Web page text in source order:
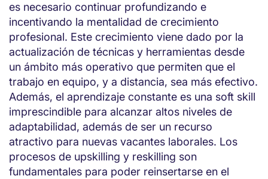
es necesario continuar profundizando e
incentivando la mentalidad de crecimiento
profesional. Este crecimiento viene dado por la
actualización de técnicas y herramientas desde
un ámbito más operativo que permiten que el
trabajo en equipo, y a distancia, sea más efectivo.
Además, el aprendizaje constante es una soft skill
imprescindible para alcanzar altos niveles de
adaptabilidad, además de ser un recurso
atractivo para nuevas vacantes laborales. Los
procesos de upskilling y reskilling son
fundamentales para poder reinsertarse en el